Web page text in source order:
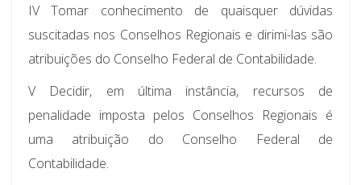
IV Tomar conhecimento de quaisquer dúvidas
suscitadas nos Conselhos Regionais e dirimi-las são
atribuições do Conselho Federal de Contabilidade.
V Decidir, em última instância, recursos de
penalidade imposta pelos Conselhos Regionais é
uma atribuição do Conselho Federal de
Contabilidade.